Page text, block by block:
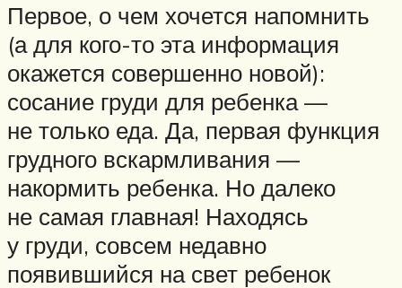
Первое, о чем хочется напомнить
(а для кого-то эта информация
окажется совершенно новой):
сосание груди для ребенка —
не только еда. Да, первая функция
грудного вскармливания —
накормить ребенка. Но далеко
не самая главная! Находясь
у груди, совсем недавно
появившийся на свет ребенок